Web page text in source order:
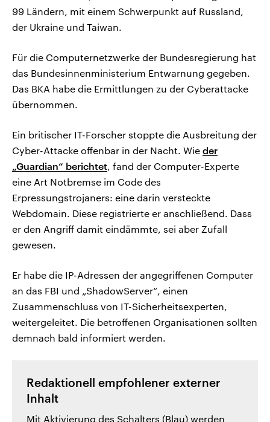
99 Ländern, mit einem Schwerpunkt auf Russland,
der Ukraine und Taiwan.
Für die Computernetzwerke der Bundesregierung hat
das Bundesinnenministerium Entwarnung gegeben.
Das BKA habe die Ermittlungen zu der Cyberattacke
übernommen.
Ein britischer IT-Forscher stoppte die Ausbreitung der
Cyber-Attacke offenbar in der Nacht. Wie der
„Guardian“ berichtet, fand der Computer-Experte
eine Art Notbremse im Code des
Erpressungstrojaners: eine darin versteckte
Webdomain. Diese registrierte er anschließend. Dass
er den Angriff damit eindämmte, sei aber Zufall
gewesen.
Er habe die IP-Adressen der angegriffenen Computer
an das FBI und „ShadowServer“, einen
Zusammenschluss von IT-Sicherheitsexperten,
weitergeleitet. Die betroffenen Organisationen sollten
demnach bald informiert werden.
Redaktionell empfohlener externer
Inhalt
Mit Aktivierung des Schalters (Blau) werden